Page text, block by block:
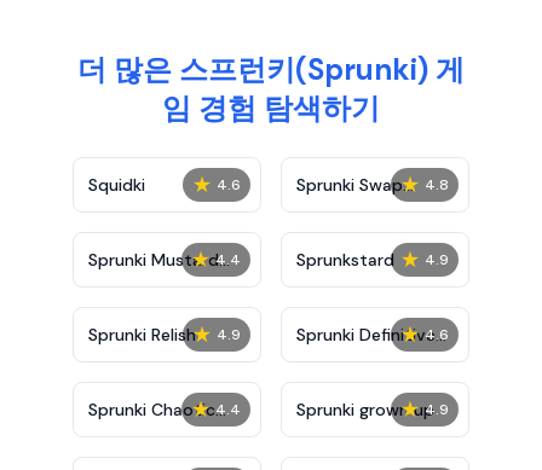
더 많은 스프런키(Sprunki) 게
임 경험 탐색하기
★ 4.6
Squidki ★ 4.8
Sprunki Swap
Showcase
★ 4.4
Sprunki Mustard
Phase 2
★ 4.9
Sprunkstard
★ 4.9
Sprunki Relish ★ 4.6
Sprunki Definitive
Phase 7
★ 4.4
Sprunki Chaotic
Good
★ 4.9
Sprunki grown up